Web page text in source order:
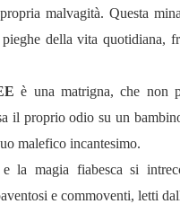
malvagità. Questa
della vita quotidiana,
è una matrigna, che non
il proprio odio su un
malefico incantesimo.
la magia fiabesca si
e commoventi, letti